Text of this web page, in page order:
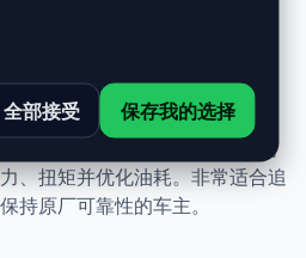
X2：你需要知
合了性能、安全与简便性。无
、扭矩并优化油耗。非常适合追
持原厂可靠性的车主。
全部接受 保存我的选择